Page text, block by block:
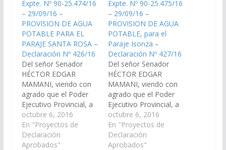
Expte. Nº 90-25.474/16
– 29/09/16 –
PROVISION DE AGUA
POTABLE PARA EL
PARAJE SANTA ROSA –
Declaración Nº 426/16
Del señor Senador
HÉCTOR EDGAR
MAMANI, viendo con
agrado que el Poder
Ejecutivo Provincial, a
través del Ministerio de
la Primera Infancia,
Ministerio de
Infraestructura, Tierra
octubre 6, 2016
En "Proyectos de
Declaración
Aprobados"
Expte. Nº 90-25.475/16
– 29/09/16 –
PROVISION DE AGUA
POTABLE, para el
Paraje Isonza –
Declaración Nº 427/16
Del señor Senador
HÉCTOR EDGAR
MAMANI, viendo con
agrado que el Poder
Ejecutivo Provincial, a
través del Ministerio de
Infraestructura Tierra y
Vivienda y Ministerio
de Ambiente y
octubre 6, 2016
En "Proyectos de
Declaración
Aprobados"